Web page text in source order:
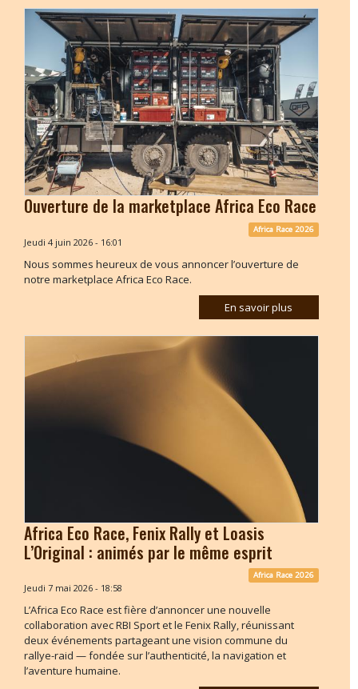
Ouverture de la marketplace Africa Eco Race
Africa Race 2026
Jeudi 4 juin 2026 - 16:01
Nous sommes heureux de vous annoncer l’ouverture de
notre marketplace Africa Eco Race.
En savoir plus
Africa Eco Race, Fenix Rally et Loasis
L’Original : animés par le même esprit
Africa Race 2026
Jeudi 7 mai 2026 - 18:58
L’Africa Eco Race est fière d’annoncer une nouvelle
collaboration avec RBI Sport et le Fenix Rally, réunissant
deux événements partageant une vision commune du
rallye-raid — fondée sur l’authenticité, la navigation et
l’aventure humaine.